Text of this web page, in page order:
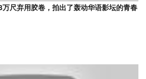
万尺弃用胶卷，拍出了轰动华语影坛的青春